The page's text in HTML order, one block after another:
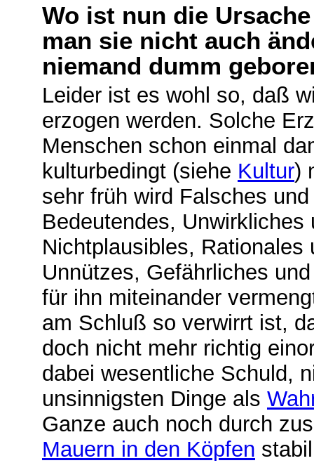
Wo ist nun die
man sie nicht auch
niemand dumm
Leider ist es wohl so, daß
erzogen werden. Solche
Menschen schon einmal
kulturbedingt (siehe Kultur)
sehr früh wird Falsches
Bedeutendes,
Nichtplausibles,
Unnützes, Gefährliches
für ihn miteinander
am Schluß so verwirrt ist,
doch nicht mehr richtig
dabei wesentliche Schuld,
unsinnigsten Dinge als
Ganze auch noch durch
Mauern in den Köpfen